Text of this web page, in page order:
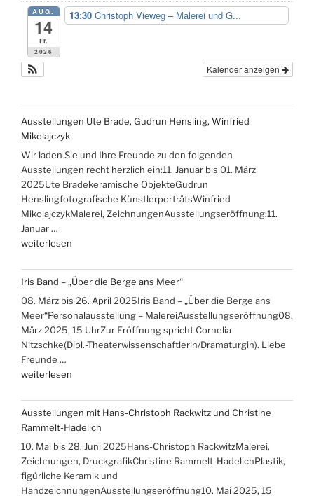
AUG.
14
Fr.
2026
13:30 Christoph Vieweg – Malerei und G...
Kalender anzeigen
Ausstellungen Ute Brade, Gudrun Hensling, Winfried
Mikolajczyk
Wir laden Sie und Ihre Freunde zu den folgenden
Ausstellungen recht herzlich ein:11. Januar bis 01. März
2025Ute Bradekeramische ObjekteGudrun
Henslingfotografische KünstlerporträtsWinfried
MikolajczykMalerei, ZeichnungenAusstellungseröffnung:11.
Januar …
„Ausstellungen
Brade,
Gudrun
Hensling,
Winfried
Mikolajczyk“
weiterlesen
Iris Band – „Über die Berge ans Meer“
08. März bis 26. April 2025Iris Band – „Über die Berge ans
Meer“Personalausstellung – MalereiAusstellungseröffnung08.
März 2025, 15 UhrZur Eröffnung spricht Cornelia
Nitzschke(Dipl.-Theaterwissenschaftlerin/Dramaturgin). Liebe
Freunde …
„Iris
–
„Über
die
Berge
ans
Meer““
weiterlesen
Ausstellungen mit Hans-Christoph Rackwitz und Christine
Rammelt-Hadelich
10. Mai bis 28. Juni 2025Hans-Christoph RackwitzMalerei,
Zeichnungen, DruckgrafikChristine Rammelt-HadelichPlastik,
figürliche Keramik und
HandzeichnungenAusstellungseröffnung10. Mai 2025, 15